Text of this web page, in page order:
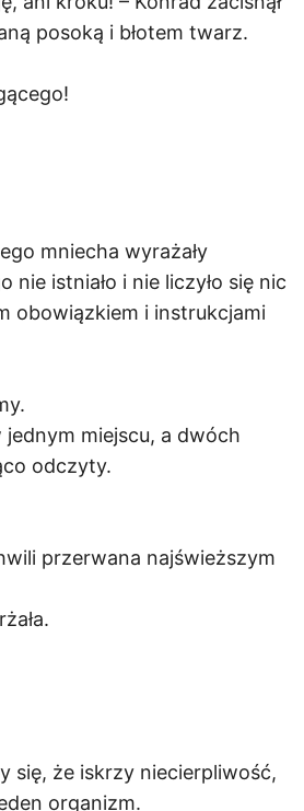
posoką i błotem twarz.
mniecha wyrażały
nie istniało i nie liczyło się nic
obowiązkiem i instrukcjami
jednym miejscu, a dwóch
odczyty.
przerwana najświeższym
się, że iskrzy niecierpliwość,
organizm.